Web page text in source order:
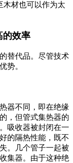
木材也可以作为太
的效率
替代品。尽管技术
势。
器不同，即在绝缘
，但管式集热器的
吸收器被封闭在一
的隔热性能，既不
。几个管子一起被
集器。由于这种绝